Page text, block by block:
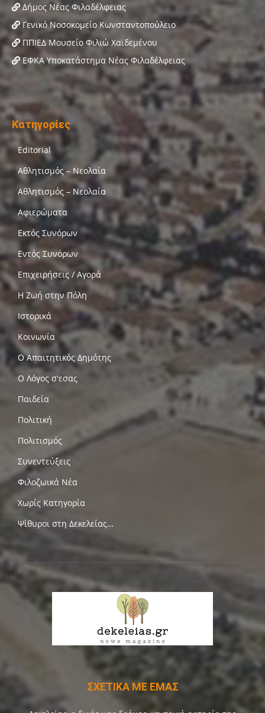
Δήμος Νέας Φιλαδέλφειας
Γενικό Νοσοκομείο Κωνσταντοπούλειο
ΠΠΙΕΔ Μουσείο Φιλιώ Χαϊδεμένου
ΕΦΚΑ Υποκατάστημα Νέας Φιλαδέλφειας
Κατηγορίες
Editorial
Αθλητισμός – Νεολαία
Αθλητισμός – Νεολαία
Αφιερώματα
Εκτός Συνόρων
Εντός Συνόρων
Επιχειρήσεις / Αγορά
Η Ζωή στην Πόλη
Ιστορικά
Κοινωνία
Ο Απαιτητικός Δημότης
Ο Λόγος σ'εσας
Παιδεία
Πολιτική
Πολιτισμός
Συνεντεύξεις
Φιλοζωικά Νέα
Χωρίς Κατηγορία
Ψίθυροι στη Δεκελείας…
ΣΧΕΤΙΚΑ ΜΕ ΕΜΑΣ